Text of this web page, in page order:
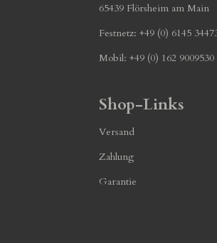
65439 Flörsheim am Main
Festnetz: +49 (0) 6145
Mobil: +49 (0) 162 9009530
Shop-Links
Versand
Zahlung
Garantie